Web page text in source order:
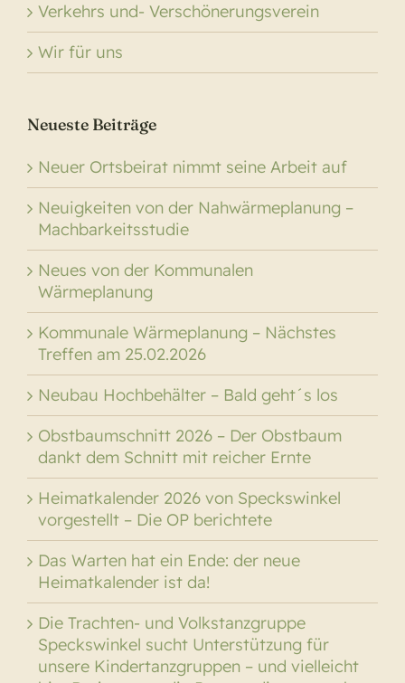
Verkehrs und- Verschönerungsverein
Wir für uns
Neueste Beiträge
Neuer Ortsbeirat nimmt seine Arbeit auf
Neuigkeiten von der Nahwärmeplanung –
Machbarkeitsstudie
Neues von der Kommunalen
Wärmeplanung
Kommunale Wärmeplanung – Nächstes
Treffen am 25.02.2026
Neubau Hochbehälter – Bald geht´s los
Obstbaumschnitt 2026 – Der Obstbaum
dankt dem Schnitt mit reicher Ernte
Heimatkalender 2026 von Speckswinkel
vorgestellt – Die OP berichtete
Das Warten hat ein Ende: der neue
Heimatkalender ist da!
Die Trachten- und Volkstanzgruppe
Speckswinkel sucht Unterstützung für
unsere Kindertanzgruppen – und vielleicht